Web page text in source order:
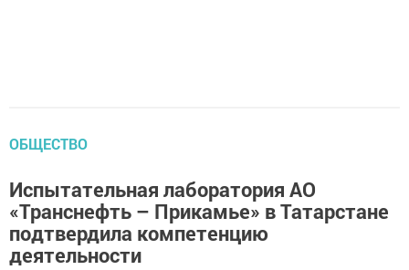
ОБЩЕСТВО
Испытательная лаборатория АО
«Транснефть – Прикамье» в Татарстане
подтвердила компетенцию
деятельности